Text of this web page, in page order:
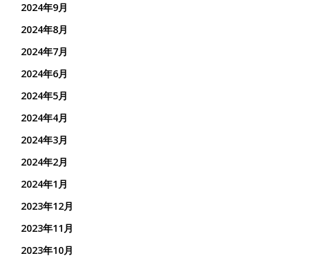
2024年9月
2024年8月
2024年7月
2024年6月
2024年5月
2024年4月
2024年3月
2024年2月
2024年1月
2023年12月
2023年11月
2023年10月